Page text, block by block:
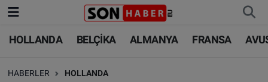
HOLLANDA BELÇİKA ALMANYA FRANSA
HABERLER HOLLANDA
HOLLANDA
BELÇİKA
HOLLANDA
BELÇİKA
Nöbetçi Eczaneler
Hava Durumu